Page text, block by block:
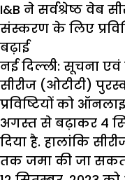
I&B ने सर्वश्रेष्ठ वेब
संस्करण के लिए
बढ़ाई
नई दिल्ली: सूचना एवं
सीरीज (ओटीटी)
प्रविष्टियों को
अगस्त से बढ़ाकर 4
दिया है. हालांकि
तक जमा की जा